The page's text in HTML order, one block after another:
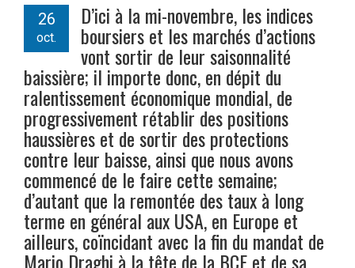
26
oct.
D’ici à la mi-novembre, les indices
boursiers et les marchés d’actions
vont sortir de leur saisonnalité
baissière; il importe donc, en dépit du
ralentissement économique mondial, de
progressivement rétablir des positions
haussières et de sortir des protections
contre leur baisse, ainsi que nous avons
commencé de le faire cette semaine;
d’autant que la remontée des taux à long
terme en général aux USA, en Europe et
ailleurs, coïncidant avec la fin du mandat de
Mario Draghi à la tête de la BCE et de sa